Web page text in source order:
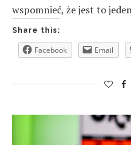
wspomnieć, że jest to
Share this:
Facebook Email